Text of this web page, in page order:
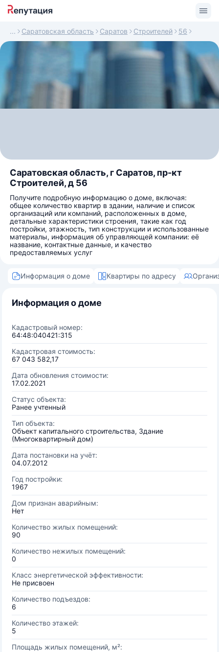
Саратовская область Саратов Строителей 56
Саратовская область, г Саратов, пр-кт
Строителей, д 56
Получите подробную информацию о доме, включая:
общее количество квартир в здании, наличие и список
организаций или компаний, расположенных в доме,
детальные характеристики строения, такие как год
постройки, этажность, тип конструкции и использованные
материалы, информация об управляющей компании: её
название, контактные данные, и качество
предоставляемых услуг
Информация о доме Квартиры по адресу
Информация о доме
Кадастровый номер:
64:48:040421:315
Кадастровая стоимость:
67 043 582,17
Дата обновления стоимости:
17.02.2021
Статус объекта:
Ранее учтенный
Тип объекта:
Объект капитального строительства, Здание
(Многоквартирный дом)
Дата постановки на учёт:
04.07.2012
Год постройки:
1967
Дом признан аварийным:
Нет
Количество жилых помещений:
90
Количество нежилых помещений:
0
Класс энергетической эффективности:
Не присвоен
Количество подъездов:
6
Количество этажей:
5
Площадь жилых помещений, м²: